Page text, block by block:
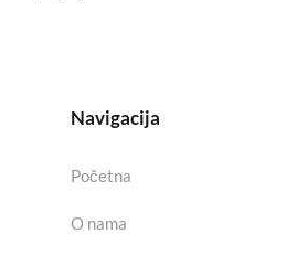
Navigacija
Početna
O nama